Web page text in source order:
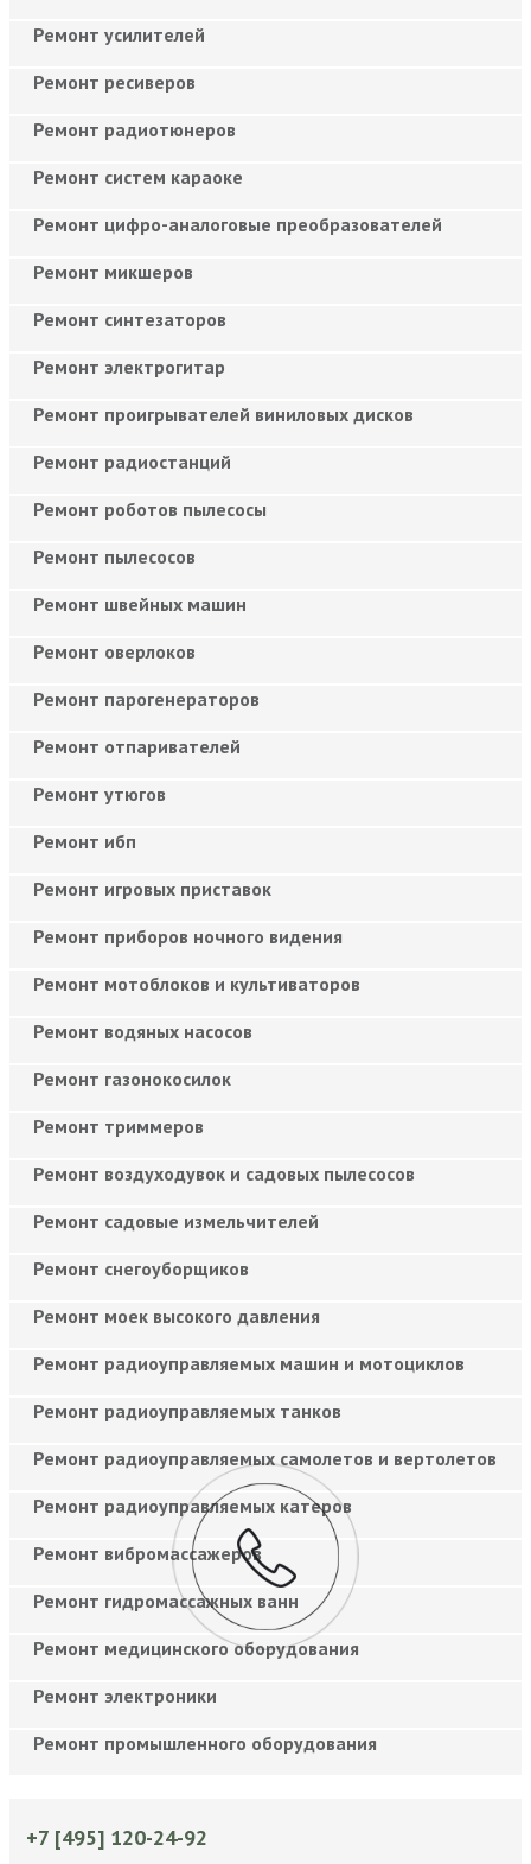
Ремонт усилителей
Ремонт ресиверов
Ремонт радиотюнеров
Ремонт систем караоке
Ремонт цифро-аналоговые преобразователей
Ремонт микшеров
Ремонт синтезаторов
Ремонт электрогитар
Ремонт проигрывателей виниловых дисков
Ремонт радиостанций
Ремонт роботов пылесосы
Ремонт пылесосов
Ремонт швейных машин
Ремонт оверлоков
Ремонт парогенераторов
Ремонт отпаривателей
Ремонт утюгов
Ремонт ибп
Ремонт игровых приставок
Ремонт приборов ночного видения
Ремонт мотоблоков и культиваторов
Ремонт водяных насосов
Ремонт газонокосилок
Ремонт триммеров
Ремонт воздуходувок и садовых пылесосов
Ремонт садовые измельчителей
Ремонт снегоуборщиков
Ремонт моек высокого давления
Ремонт радиоуправляемых машин и мотоциклов
Ремонт радиоуправляемых танков
Ремонт радиоуправляемых самолетов и вертолетов
Ремонт радиоуправляемых катеров
Ремонт вибромассажеров
Ремонт гидромассажных ванн
Ремонт медицинского оборудования
Ремонт электроники
Ремонт промышленного оборудования
+7 [495] 120-24-92